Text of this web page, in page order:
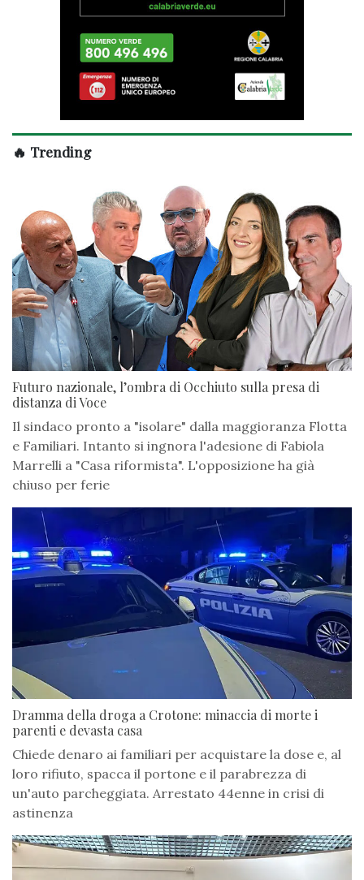
🔥 Trending
Futuro nazionale, l’ombra di Occhiuto sulla presa di
distanza di Voce
Il sindaco pronto a "isolare" dalla maggioranza Flotta
e Familiari. Intanto si ingnora l'adesione di Fabiola
Marrelli a "Casa riformista". L'opposizione ha già
chiuso per ferie
Dramma della droga a Crotone: minaccia di morte i
parenti e devasta casa
Chiede denaro ai familiari per acquistare la dose e, al
loro rifiuto, spacca il portone e il parabrezza di
un'auto parcheggiata. Arrestato 44enne in crisi di
astinenza